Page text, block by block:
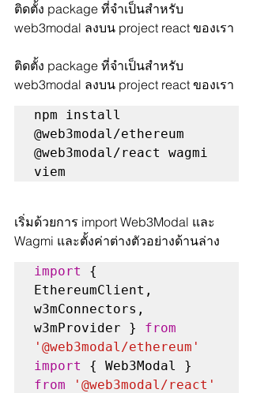
ติดตั้ง package ที่จำเป็นสำหรับ
web3modal ลงบน project react ของเรา
ติดตั้ง package ที่จำเป็นสำหรับ
web3modal ลงบน project react ของเรา
npm install
@web3modal/ethereum
@web3modal/react wagmi
viem
เริ่มด้วยการ import Web3Modal และ
Wagmi และตั้งค่าต่างตัวอย่างด้านล่าง
import
{
EthereumClient,
w3mConnectors,
w3mProvider } from
'@web3modal/ethereum'
import
from
'@web3modal/react'